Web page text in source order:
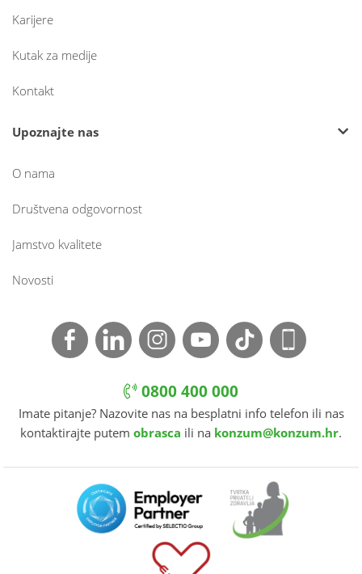
Karijere
Kutak za medije
Kontakt
Upoznajte nas
O nama
Društvena odgovornost
Jamstvo kvalitete
Novosti
0800 400 000
Imate pitanje? Nazovite nas na besplatni info telefon ili nas
kontaktirajte putem obrasca ili na konzum@konzum.hr.